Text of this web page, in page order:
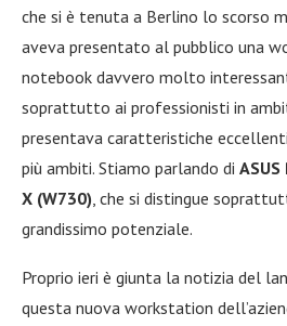
che si è tenuta a Berlino lo scorso
aveva presentato al pubblico una
notebook davvero molto
soprattutto ai professionisti in
presentava caratteristiche
più ambiti. Stiamo parlando di
X (W730), che si distingue
grandissimo potenziale.
Proprio ieri è giunta la notizia del
questa nuova workstation